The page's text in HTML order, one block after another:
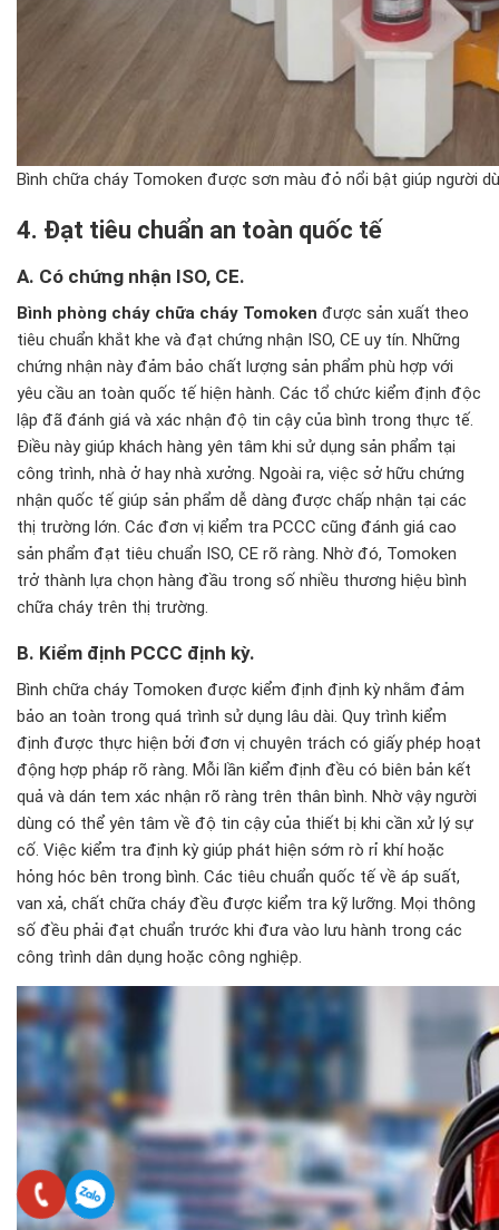
Bình chữa cháy Tomoken được sơn màu đỏ nổi bật giúp người
4. Đạt tiêu chuẩn an toàn quốc tế
A. Có chứng nhận ISO, CE.
Bình phòng cháy chữa cháy Tomoken được sản xuất theo
tiêu chuẩn khắt khe và đạt chứng nhận ISO, CE uy tín. Những
chứng nhận này đảm bảo chất lượng sản phẩm phù hợp với
yêu cầu an toàn quốc tế hiện hành. Các tổ chức kiểm định độc
lập đã đánh giá và xác nhận độ tin cậy của bình trong thực tế.
Điều này giúp khách hàng yên tâm khi sử dụng sản phẩm tại
công trình, nhà ở hay nhà xưởng. Ngoài ra, việc sở hữu chứng
nhận quốc tế giúp sản phẩm dễ dàng được chấp nhận tại các
thị trường lớn. Các đơn vị kiểm tra PCCC cũng đánh giá cao
sản phẩm đạt tiêu chuẩn ISO, CE rõ ràng. Nhờ đó, Tomoken
trở thành lựa chọn hàng đầu trong số nhiều thương hiệu bình
chữa cháy trên thị trường.
B. Kiểm định PCCC định kỳ.
Bình chữa cháy Tomoken được kiểm định định kỳ nhằm đảm
bảo an toàn trong quá trình sử dụng lâu dài. Quy trình kiểm
định được thực hiện bởi đơn vị chuyên trách có giấy phép hoạt
động hợp pháp rõ ràng. Mỗi lần kiểm định đều có biên bản kết
quả và dán tem xác nhận rõ ràng trên thân bình. Nhờ vậy người
dùng có thể yên tâm về độ tin cậy của thiết bị khi cần xử lý sự
cố. Việc kiểm tra định kỳ giúp phát hiện sớm rò rỉ khí hoặc
hỏng hóc bên trong bình. Các tiêu chuẩn quốc tế về áp suất,
van xả, chất chữa cháy đều được kiểm tra kỹ lưỡng. Mọi thông
số đều phải đạt chuẩn trước khi đưa vào lưu hành trong các
công trình dân dụng hoặc công nghiệp.